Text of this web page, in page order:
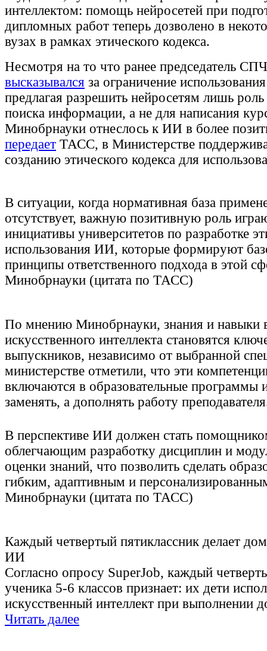
интеллектом: помощь нейросетей при
дипломных работ теперь дозволено в
вузах в рамках этического кодекса.
Несмотря на то что ранее председатель
высказывался за ограничение
предлагая разрешить нейросетям лишь
поиска информации, а не для написания
Минобрнауки отнеслось к ИИ в более
передает ТАСС, в Министерстве
созданию этического кодекса для
В ситуации, когда нормативная база
отсутствует, важную позитивную роль
инициативы университетов по разработке
использования ИИ, которые формируют
принципы ответственного подхода в этой
Минобрнауки (цитата по ТАСС)
По мнению Минобрнауки, знания и навыки
искусственного интеллекта становятся
выпускников, независимо от выбранной
министерстве отметили, что эти
включаются в образовательные программы
заменять, а дополнять работу
В перспективе ИИ должен стать
облегчающим разработку дисциплин и
оценки знаний, что позволить сделать
гибким, адаптивным и
Минобрнауки (цитата по ТАСС)
Каждый четвертый пятиклассник делает
ИИ
Согласно опросу SuperJob, каждый
ученика 5-6 классов признает: их дети
искусственный интеллект при выполнении
Читать далее